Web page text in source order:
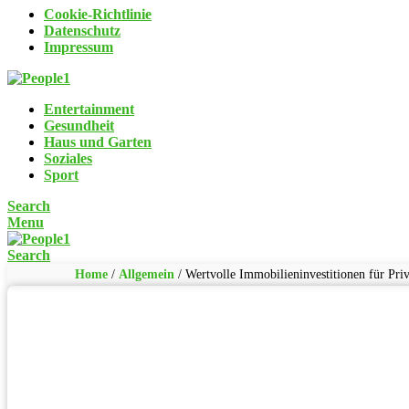
Cookie-Richtlinie
Datenschutz
Impressum
Entertainment
Gesundheit
Haus und Garten
Soziales
Sport
Search
Menu
Search
Home / Allgemein / Wertvolle Immobilieninvestitionen für